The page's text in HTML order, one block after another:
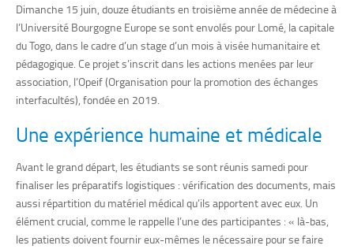
Dimanche 15 juin, douze étudiants en troisième année de médecine à
l’Université Bourgogne Europe se sont envolés pour Lomé, la capitale
du Togo, dans le cadre d’un stage d’un mois à visée humanitaire et
pédagogique. Ce projet s’inscrit dans les actions menées par leur
association, l’Opeif (Organisation pour la promotion des échanges
interfacultés), fondée en 2019.
Une expérience humaine et médicale
Avant le grand départ, les étudiants se sont réunis samedi pour
finaliser les préparatifs logistiques : vérification des documents, mais
aussi répartition du matériel médical qu’ils apportent avec eux. Un
élément crucial, comme le rappelle l’une des participantes : « là-bas,
les patients doivent fournir eux-mêmes le nécessaire pour se faire